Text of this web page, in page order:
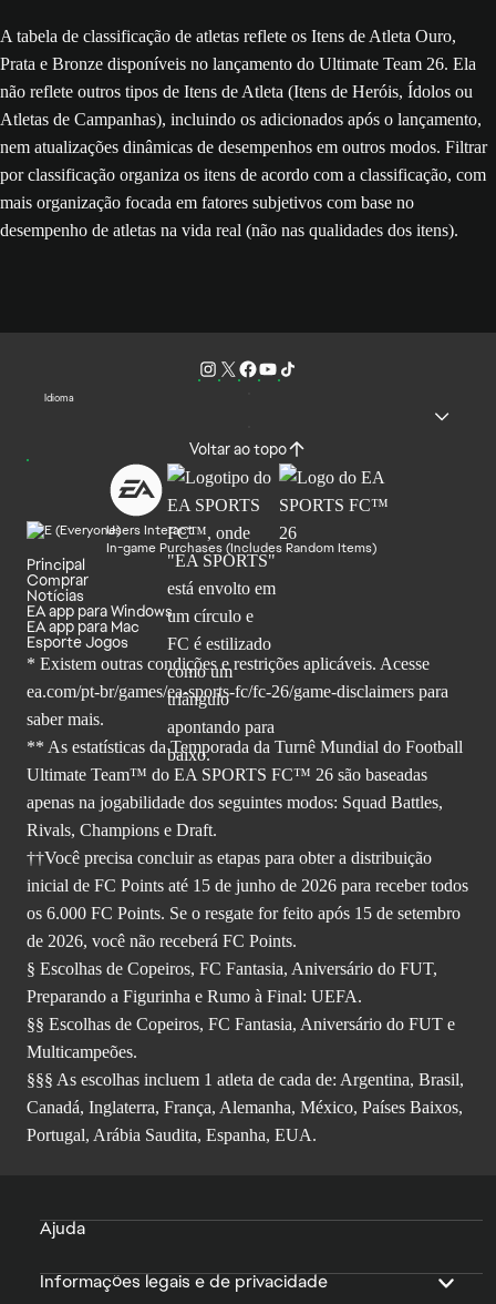
A tabela de classificação de atletas reflete os Itens de Atleta Ouro,
Prata e Bronze disponíveis no lançamento do Ultimate Team 26. Ela
não reflete outros tipos de Itens de Atleta (Itens de Heróis, Ídolos ou
Atletas de Campanhas), incluindo os adicionados após o lançamento,
nem atualizações dinâmicas de desempenhos em outros modos. Filtrar
por classificação organiza os itens de acordo com a classificação, com
mais organização focada em fatores subjetivos com base no
desempenho de atletas na vida real (não nas qualidades dos itens).
Idioma
Voltar ao topo
Users Interact
In-game Purchases (Includes Random Items)
Principal
Comprar
Notícias
EA app para Windows
EA app para Mac
Esporte Jogos
* Existem outras condições e restrições aplicáveis. Acesse
ea.com/pt-br/games/ea-sports-fc/fc-26/game-disclaimers para
saber mais.
** As estatísticas da Temporada da Turnê Mundial do Football
Ultimate Team™ do EA SPORTS FC™ 26 são baseadas
apenas na jogabilidade dos seguintes modos: Squad Battles,
Rivals, Champions e Draft.
††Você precisa concluir as etapas para obter a distribuição
inicial de FC Points até 15 de junho de 2026 para receber todos
os 6.000 FC Points. Se o resgate for feito após 15 de setembro
de 2026, você não receberá FC Points.
§ Escolhas de Copeiros, FC Fantasia, Aniversário do FUT,
Preparando a Figurinha e Rumo à Final: UEFA.
§§ Escolhas de Copeiros, FC Fantasia, Aniversário do FUT e
Multicampeões.
§§§ As escolhas incluem 1 atleta de cada de: Argentina, Brasil,
Canadá, Inglaterra, França, Alemanha, México, Países Baixos,
Portugal, Arábia Saudita, Espanha, EUA.
Ajuda
Informações legais e de privacidade